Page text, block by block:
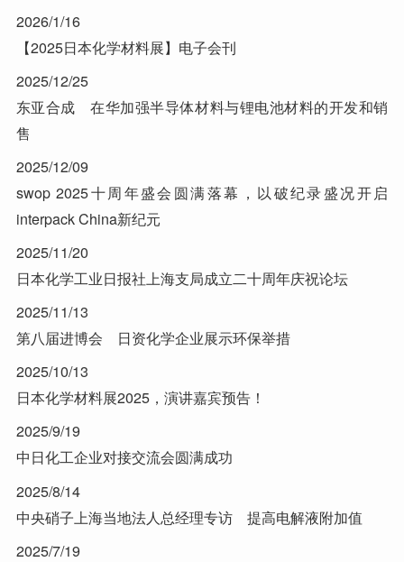
2026/1/16
【2025日本化学材料展】电子会刊
2025/12/25
东亚合成 在华加强半导体材料与锂电池材料的开发和销
售
2025/12/09
swop 2025十周年盛会圆满落幕，以破纪录盛况开启
interpack China新纪元
2025/11/20
日本化学工业日报社上海支局成立二十周年庆祝论坛
2025/11/13
第八届进博会 日资化学企业展示环保举措
2025/10/13
日本化学材料展2025，演讲嘉宾预告！
2025/9/19
中日化工企业对接交流会圆满成功
2025/8/14
中央硝子上海当地法人总经理专访 提高电解液附加值
2025/7/19